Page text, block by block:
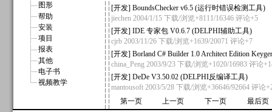
图形
帮助
安装
项目
报表
其他
电子书
视频教学
[开发] BoundsChecker v6.5 (运行时错误检测工具)
jiechen 2004/1/15 下载/浏览+8111/16346 评论+5
[开发] IDE 专家包 V0.6.7 (DELPHI辅助工具)
cjrb 2003/11/26 下载/浏览+1639/20071 评论+7
[开发] Borland C# Builder 1.0 Architect Edition
china_Peng 2003/9/23 下载/浏览+1020/16983 评论
[开发] DeDe V3.50.02 (DELPHI反编译工具)
mantousoft 2003/5/28 下载/浏览+36646/92664 评论
第一页
上一页 下一页
最后页